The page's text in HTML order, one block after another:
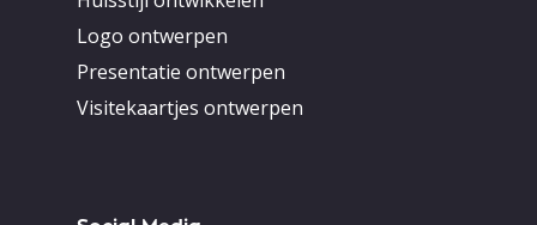
Logo ontwerpen
Presentatie ontwerpen
Visitekaartjes ontwerpen